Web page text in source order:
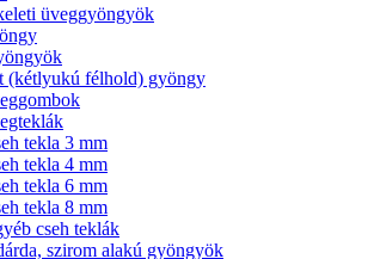
üveggyöngyök
(kétlyukú félhold) gyöngy
tekla 3 mm
tekla 4 mm
tekla 6 mm
tekla 8 mm
cseh teklák
szirom alakú gyöngyök